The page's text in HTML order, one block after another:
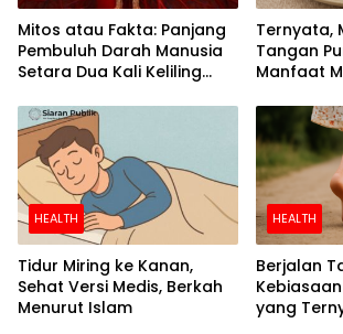
Mitos atau Fakta: Panjang
Pembuluh Darah Manusia
Setara Dua Kali Keliling
Ternyata,
Tangan
Manfaat
HEALTH
Tidur Miring ke Kanan,
Sehat Versi Medis, Berkah
Menurut Islam
HEALTH
Berjalan
yang